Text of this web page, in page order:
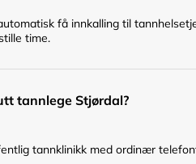
få innkalling til
time.
tannlege Stjørdal?
tannklinikk med ordinær